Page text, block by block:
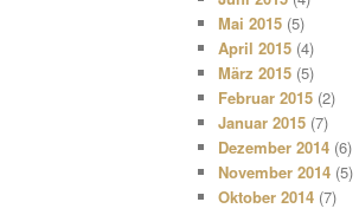
Mai 2015 (5)
April 2015 (4)
März 2015 (5)
Februar 2015 (2)
Januar 2015 (7)
Dezember 2014 (6)
November 2014 (5)
Oktober 2014 (7)